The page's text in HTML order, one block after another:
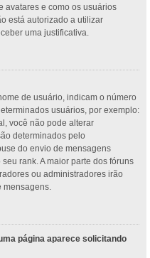
avatares e como os usuários
está autorizado a utilizar
uma justificativa.
de usuário, indicam o número
usuários, por exemplo:
você não pode alterar
determinados pelo
do envio de mensagens
rank. A maior parte dos fóruns
ou administradores irão
mensagens.
página aparece solicitando